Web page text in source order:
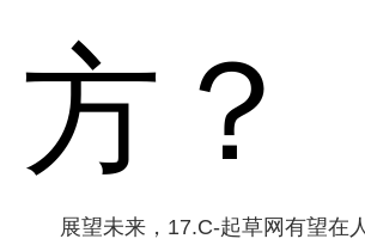
方？
展望未来，17.C-起草网有望在